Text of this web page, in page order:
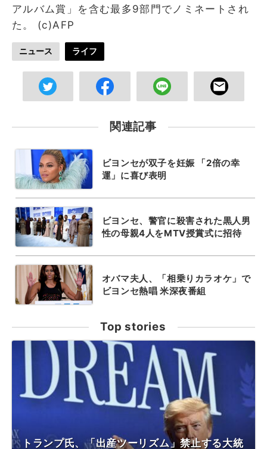
アルバム賞」を含む最多9部門でノミネートされ
た。 (c)AFP
ニュース ライフ
関連記事
ビヨンセが双子を妊娠 「2倍の幸
運」に喜び表明
ビヨンセ、警官に殺害された黒人男
性の母親4人をMTV授賞式に招待
オバマ夫人、「相乗りカラオケ」で
ビヨンセ熱唱 米深夜番組
Top stories
トランプ氏、「出産ツーリズム」禁止する大統